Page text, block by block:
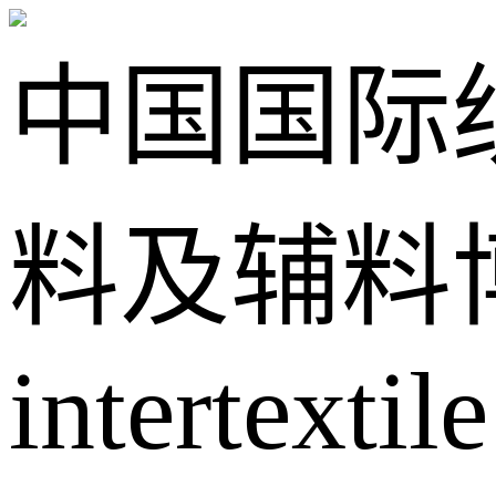
中国国际
料及辅料
intertextile